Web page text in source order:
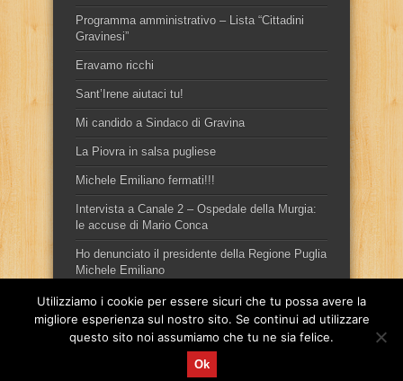
Programma amministrativo – Lista “Cittadini
Gravinesi”
Eravamo ricchi
Sant’Irene aiutaci tu!
Mi candido a Sindaco di Gravina
La Piovra in salsa pugliese
Michele Emiliano fermati!!!
Intervista a Canale 2 – Ospedale della Murgia:
le accuse di Mario Conca
Ho denunciato il presidente della Regione Puglia
Michele Emiliano
Sito ufficiale del candidato sindaco, per la città di Gravina in
Utilizziamo i cookie per essere sicuri che tu possa avere la
migliore esperienza sul nostro sito. Se continui ad utilizzare
questo sito noi assumiamo che tu ne sia felice.
Ok